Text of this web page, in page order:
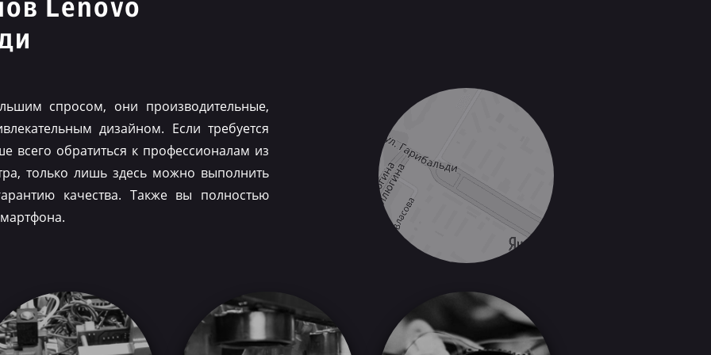
Lenovo
спросом, они производительные,
дизайном. Если требуется
всего обратиться к профессионалам из
только лишь здесь можно выполнить
качества. Также вы полностью